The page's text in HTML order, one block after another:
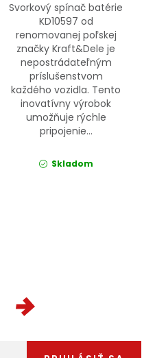
Svorkový spínač batérie
KD10597 od
renomovanej poľskej
značky Kraft&Dele je
nepostrádateľným
príslušenstvom
každého vozidla. Tento
inovatívny výrobok
umožňuje rýchle
pripojenie...
Skladom